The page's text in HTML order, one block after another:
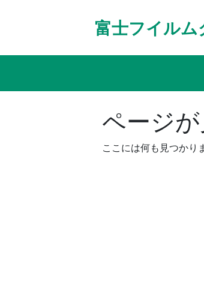
富士フイル
ページが
ここには何も見つかり